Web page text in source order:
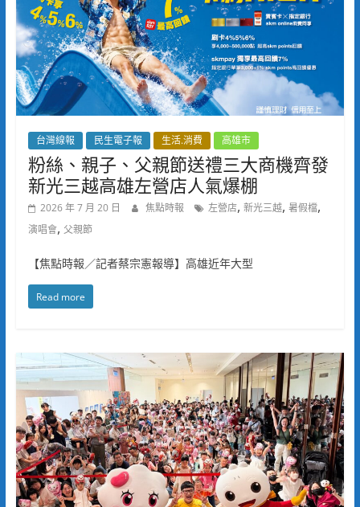
台灣線報 民生電子報 生活.消費 高雄市
粉絲、親子、父親節送禮三大商機齊發
新光三越高雄左營店人氣爆棚
2026 年 7 月 20 日 焦點時報 左營店, 新光三越, 暑假檔,
演唱會, 父親節
【焦點時報／記者蔡宗憲報導】高雄近年大型
Read more